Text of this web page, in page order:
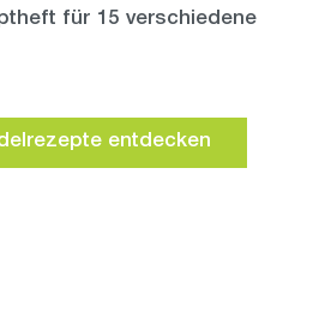
für 15 verschiedene
entdecken